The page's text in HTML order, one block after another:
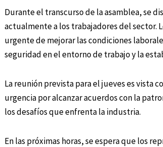
Durante el transcurso de la asamblea, se
actualmente a los trabajadores del sector.
urgente de mejorar las condiciones
seguridad en el entorno de trabajo y la
La reunión prevista para el jueves es vista
urgencia por alcanzar acuerdos con la
los desafíos que enfrenta la industria.
En las próximas horas, se espera que los